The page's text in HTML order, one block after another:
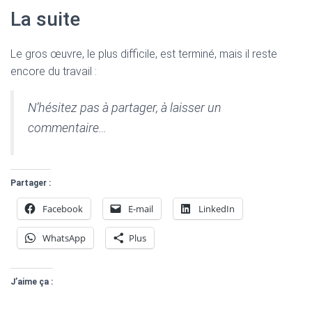
La suite
Le gros œuvre, le plus difficile, est terminé, mais il reste
encore du travail :
N’hésitez pas à partager, à laisser un
commentaire…
Partager :
Facebook E-mail LinkedIn
WhatsApp Plus
J’aime ça :